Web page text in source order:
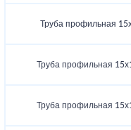
Труба профильная
Труба профильная
Труба профильная